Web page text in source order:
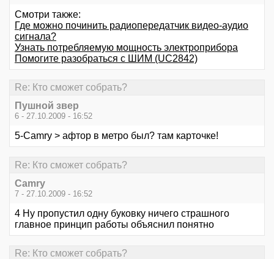
Смотри также:
Где можно починить радиопередатчик видео-аудио
сигнала?
Узнать потребляемую мощность электроприбора
Помогите разобраться с ШИМ (UC2842)
Re: Кто сможет собрать?
Пушной звер
6 - 27.10.2009 - 16:52
5-Camry > афтор в метро был? там карточке!
Re: Кто сможет собрать?
Camry
7 - 27.10.2009 - 16:52
4 Ну пропустил одну буковку ничего страшного
главное принцип работы объяснил понятно
Re: Кто сможет собрать?